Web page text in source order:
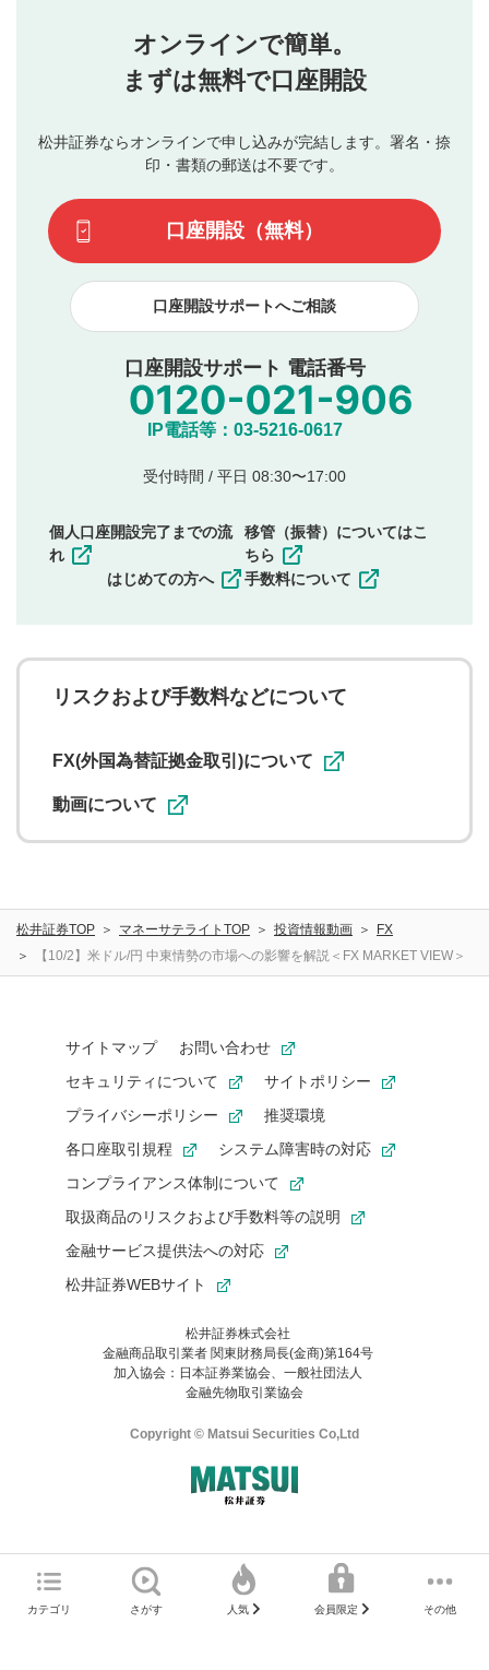
カテゴリ さがす 人気 会員限定 その他
投稿するボタン
星で評価をすると投稿できます。（お名前とコメント
3
動画の評価
です）
行ってください。
当社は、利用者同士、もしくは利用者と第三者間のトラ
ブルによって生じた損害に対して一切の責任を負いませ
評価およびコメントは当社にて審査のうえ、掲載となり
ます。掲載されるまでに日数がかかる場合や掲載されない
てはお答えできません。各動画コンテンツへの掲載をもっ
て結果のご連絡といたします。ご了承ください。
下記の項目に該当すると判断された投稿内容は、掲載を
見合わせる場合がございます。
本動画コンテンツとは無関係の内容の投稿
他者への誹謗中傷や差別的表現投稿
公序良俗に反する内容の投稿
氏名、住所、電話番号など個人を特定できる情報の
他のサイトへの誘導や営利目的、広告・宣伝を目
他者の権利（商標、著作権、その他の知的財産
その他当社が不適切と判断した投稿
一度投稿した評価およびコメントの変更・削除はできま
に関する著作者人格権を行使しないことに同意します。利
用者が投稿したコメントは、当社サービスの広告・宣伝、
ることがあります。
オンラインで簡単。
まずは無料で口座開設
松井証券ならオンラインで申し込みが完結します。署名・捺
印・書類の郵送は不要です。
口座開設（無料）
口座開設サポートへご相談
口座開設サポート 電話番号
IP電話等：03-5216-0617
受付時間 / 平日 08:30〜17:00
個人口座開設完了までの流
れ
はじめての方へ
移管（振替）についてはこ
ちら
手数料について
リスクおよび手数料などについて
FX(外国為替証拠金取引)について
動画について
松井証券TOP マネーサテライトTOP 投資情報動画
FX
【10/2】米ドル/円 中東情勢の市場への影響を解説＜FX MARKET VIEW＞
サイトマップ
お問い合わせ
セキュリティについて
サイトポリシー
プライバシーポリシー
推奨環境
各口座取引規程
システム障害時の対応
コンプライアンス体制について
取扱商品のリスクおよび手数料等の説明
金融サービス提供法への対応
松井証券WEBサイト
松井証券株式会社
金融商品取引業者 関東財務局長(金商)第164号
加入協会：日本証券業協会、一般社団法人
金融先物取引業協会
Copyright © Matsui Securities Co,Ltd
マネーサテライトのWEBサイトへようこそ
直前にご覧いただいていたWEBサイトは、当社が作成したもので
ご利用の環境(Internet Explorer)は、本サイトの推奨環境外のた
め、
一部の機能が正常に動作しない可能性があります。
お気に入り機能は松井証券の会員限定の機能です。
お気に入り登録いただくと、後からいつでもお気に入りのコンテ
ンツを一覧でご確認いただけます。
ご利用いただくには口座開設が必要です。
はご利用の端末で一度ログインしてください。
ログイン